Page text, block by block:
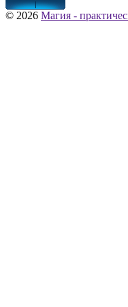
© 2026 Магия -